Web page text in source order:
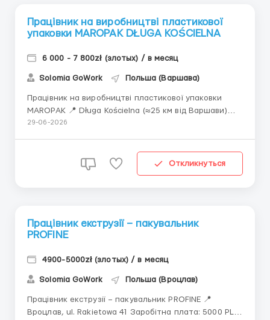
Працівник на виробництві пластикової
упаковки MAROPAK DŁUGA KOŚCIELNA
6 000 - 7 800zł (злотых) / в месяц
Solomia GoWork Польша (Варшава)
Працівник на виробництві пластикової упаковки
MAROPAK 📍 Długa Kościelna (≈25 км від Варшави)
Адреса: ul. Promienna 15 Оплата праці: 31,40 PLN
— при доході понад 30 0...
29-06-2026
Откликнуться
Працівник екструзії – пакувальник
PROFINE
4900-5000zł (злотых) / в месяц
Solomia GoWork Польша (Вроцлав)
Працівник екструзії – пакувальник PROFINE 📍
Вроцлав, ul. Rakietowa 41 Заробітна плата: 5000 PLN